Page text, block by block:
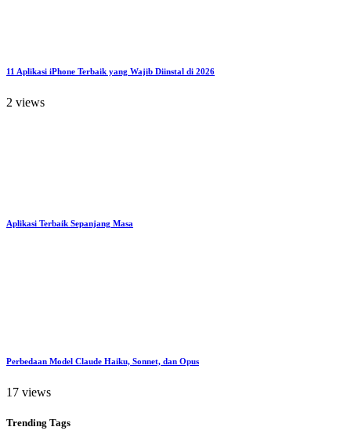
11 Aplikasi iPhone Terbaik yang Wajib Diinstal di 2026
2 views
Aplikasi Terbaik Sepanjang Masa
Perbedaan Model Claude Haiku, Sonnet, dan Opus
17 views
Trending Tags